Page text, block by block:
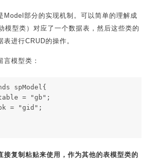
Model部分的实现机制。可以简单的理解成
模型类）对应了一个数据表，然后这些类的
进行CRUD的操作。
言模型类：
spModel{
= "gb";
"gid";
接复制粘贴来使用，作为其他的表模型类的